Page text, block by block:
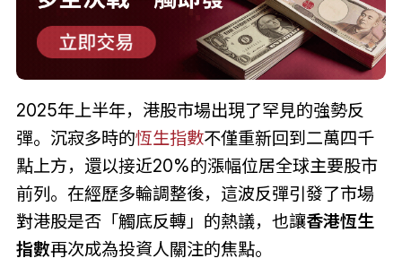
2025年上半年，港股市場出現了罕見的強勢反
彈。沉寂多時的恆生指數不僅重新回到二萬四千
點上方，還以接近20%的漲幅位居全球主要股市
前列。在經歷多輪調整後，這波反彈引發了市場
對港股是否「觸底反轉」的熱議，也讓香港恆生
指數再次成為投資人關注的焦點。